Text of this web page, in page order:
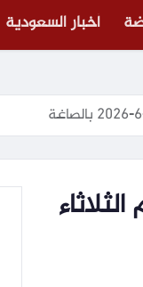
أخبار السعودية